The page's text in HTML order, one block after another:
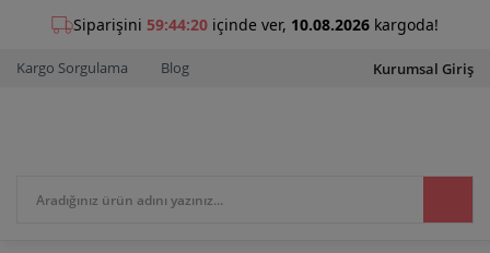
Kargo Sorgulama Blog Kurumsal Giriş